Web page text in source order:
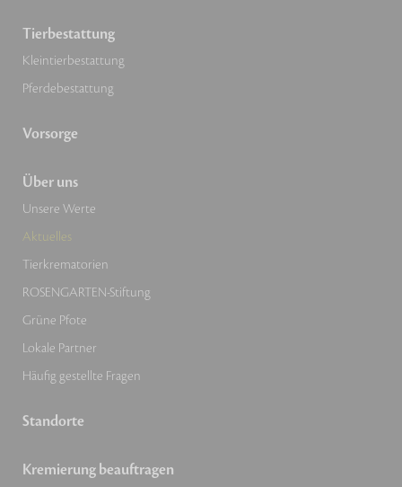
Tierbestattung
Kleintierbestattung
Pferdebestattung
Vorsorge
Über uns
Unsere Werte
Aktuelles
Tierkrematorien
ROSENGARTEN-Stiftung
Grüne Pfote
Lokale Partner
Häufig gestellte Fragen
Standorte
Kremierung beauftragen